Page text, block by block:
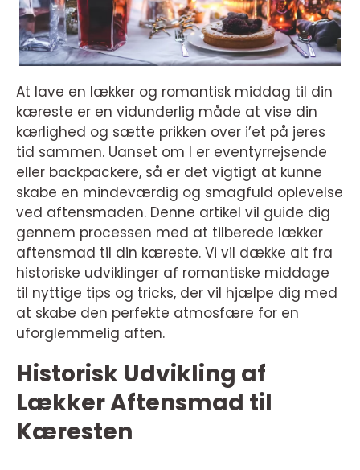
At lave en lækker og romantisk middag til din
kæreste er en vidunderlig måde at vise din
kærlighed og sætte prikken over i’et på jeres
tid sammen. Uanset om I er eventyrrejsende
eller backpackere, så er det vigtigt at kunne
skabe en mindeværdig og smagfuld oplevelse
ved aftensmaden. Denne artikel vil guide dig
gennem processen med at tilberede lækker
aftensmad til din kæreste. Vi vil dække alt fra
historiske udviklinger af romantiske middage
til nyttige tips og tricks, der vil hjælpe dig med
at skabe den perfekte atmosfære for en
uforglemmelig aften.
Historisk Udvikling af
Lækker Aftensmad til
Kæresten